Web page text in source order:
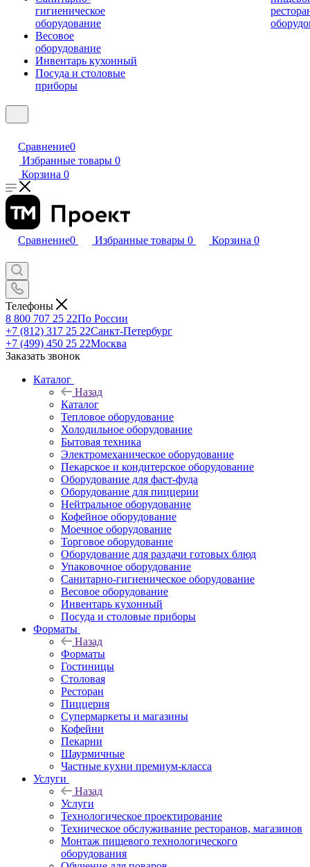
гигиеническое
оборудование
Весовое
оборудование
Инвентарь кухонный
Посуда и столовые
приборы
Сравнение0
Избранные товары 0
Корзина 0
Сравнение0 Избранные товары 0 Корзина 0
Телефоны
8 800 707 25 22По России
+7 (812) 317 25 22Санкт-Петербург
+7 (499) 450 25 22Москва
Заказать звонок
Каталог
Назад
Каталог
Тепловое оборудование
Холодильное оборудование
Бытовая техника
Электромеханическое оборудование
Пекарское и кондитерское оборудование
Оборудование для фаст-фуда
Оборудование для пиццерии
Нейтральное оборудование
Кофейное оборудование
Моечное оборудование
Торговое оборудование
Оборудование для раздачи готовых блюд
Упаковочное оборудование
Санитарно-гигиеническое оборудование
Весовое оборудование
Инвентарь кухонный
Посуда и столовые приборы
Форматы
Назад
Форматы
Гостиницы
Столовая
Ресторан
Пиццерия
Супермаркеты и магазины
Кофейни
Пекарни
Шаурмичные
Частные кухни премиум-класса
Услуги
Назад
Услуги
Технологическое проектирование
Техническое обслуживание ресторанов, магазинов
Монтаж пищевого технологического
оборудования